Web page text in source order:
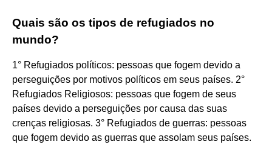
Quais são os tipos de refugiados no
mundo?
1° Refugiados políticos: pessoas que fogem devido a
perseguições por motivos políticos em seus países. 2°
Refugiados Religiosos: pessoas que fogem de seus
países devido a perseguições por causa das suas
crenças religiosas. 3° Refugiados de guerras: pessoas
que fogem devido as guerras que assolam seus países.